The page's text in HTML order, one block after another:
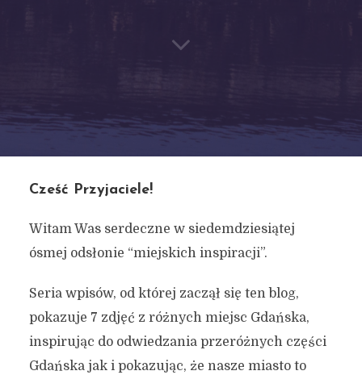
Cześć Przyjaciele!
Witam Was serdeczne w siedemdziesiątej
ósmej odsłonie “miejskich inspiracji”.
Seria wpisów, od której zaczął się ten blog,
pokazuje 7 zdjęć z różnych miejsc Gdańska,
inspirując do odwiedzania przeróżnych części
Gdańska jak i pokazując, że nasze miasto to